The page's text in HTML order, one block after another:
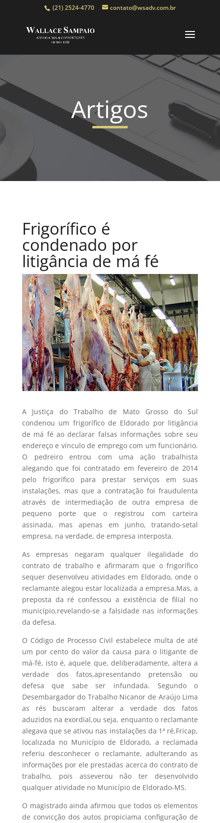
(21) 2524-4770 contato@wsadv.com.br
Artigos
Frigorífico é
condenado por
litigância de má fé
A Justiça do Trabalho de Mato Grosso do Sul
condenou um frigorífico de Eldorado por litigância
de má fé ao declarar falsas informações sobre seu
endereço e vínculo de emprego com um funcionário.
O pedreiro entrou com uma ação trabalhista
alegando que foi contratado em fevereiro de 2014
pelo frigorífico para prestar serviços em suas
instalações, mas que a contratação foi fraudulenta
através de intermediação de outra empresa de
pequeno porte que o registrou com carteira
assinada, mas apenas em junho, tratando-setal
empresa, na verdade, de empresa interposta.
As empresas negaram qualquer ilegalidade do
contrato de trabalho e afirmaram que o frigorífico
sequer desenvolveu atividades em Eldorado, onde o
reclamante alegou estar localizada a empresa.Mas, a
preposta da ré confessou a existência de filial no
município,revelando-se a falsidade nas informações
da defesa.
O Código de Processo Civil estabelece multa de até
um por cento do valor da causa para o litigante de
má-fé, isto é, aquele que, deliberadamente, altera a
verdade dos fatos,apresentando pretensão ou
defesa que sabe ser infundada. Segundo o
Desembargador do Trabalho Nicanor de Araújo Lima
as rés buscaram alterar a verdade dos fatos
aduzidos na exordial,ou seja, enquanto o reclamante
alegava que se ativou nas instalações da 1ª ré,Fricap,
localizada no Município de Eldorado, a reclamada
referiu desconhecer o reclamante, adulterando as
informações por ele prestadas acerca do contrato de
trabalho, pois asseverou não ter desenvolvido
qualquer atividade no Município de Eldorado-MS.
O magistrado ainda afirmou que todos os elementos
de convicção dos autos propiciama configuração de